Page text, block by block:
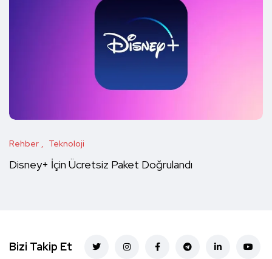
Rehber Teknoloji
Disney+ İçin Ücretsiz Paket Doğrulandı
Bizi Takip Et